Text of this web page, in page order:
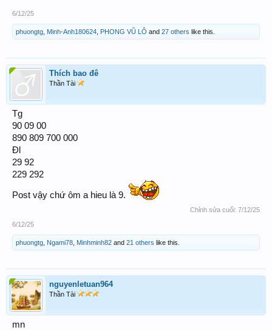
6/12/25
phuongtg Minh-Anh180624 PHONG VŨ LÔ and 27 others like this.
Thích bao đê
Thần Tài
Tg
90 09 00
890 809 700 000
Đl
29 92
229 292
Post vậy chứ ôm a hieu là 9.
Chỉnh sửa cuối: 7/12/25
6/12/25
phuongtg Ngami78 Minhminh82 and 21 others like this.
nguyenletuan964
Thần Tài
mn